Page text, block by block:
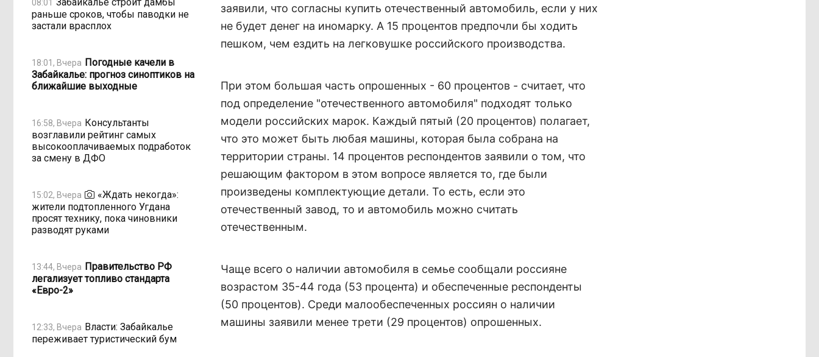
08:01
раньше сроков, чтобы паводки не
застали врасплох
18:01, Вчера Погодные качели в
Забайкалье: прогноз синоптиков на
ближайшие выходные
16:58, Вчера Консультанты
возглавили рейтинг самых
высокооплачиваемых подработок
за смену в ДФО
15:02, Вчера
«Ждать некогда»:
жители подтопленного Угдана
просят технику, пока чиновники
разводят руками
13:44, Вчера Правительство РФ
легализует топливо стандарта
«Евро-2»
12:33, Вчера Власти: Забайкалье
переживает туристический бум
заявили, что согласны купить отечественный автомобиль, если у них
не будет денег на иномарку. А 15 процентов предпочли бы ходить
пешком, чем ездить на легковушке российского производства.
При этом большая часть опрошенных - 60 процентов - считает, что
под определение "отечественного автомобиля" подходят только
модели российских марок. Каждый пятый (20 процентов) полагает,
что это может быть любая машины, которая была собрана на
территории страны. 14 процентов респондентов заявили о том, что
решающим фактором в этом вопросе является то, где были
произведены комплектующие детали. То есть, если это
отечественный завод, то и автомобиль можно считать
отечественным.
Чаще всего о наличии автомобиля в семье сообщали россияне
возрастом 35-44 года (53 процента) и обеспеченные респонденты
(50 процентов). Среди малообеспеченных россиян о наличии
машины заявили менее трети (29 процентов) опрошенных.